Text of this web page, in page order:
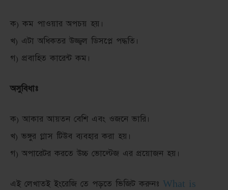
ক) কম পাওয়ার অপচয় হয়।
খ) এটা অধিকতর উজ্জ্বল ডিসপ্লে পদ্ধতি।
গ) প্রবাহিত কারেন্ট কম।
অসুবিধাঃ
ক) আকার আয়তন বেশি এবং ওজনে ভারি।
খ) ভঙ্গুর গ্লাস টিউব ব্যবহার করা হয়।
গ) অপারেটর করতে উচ্চ ভোল্টেজ এর প্রয়োজন হয়।
এই লেখাতই ইংরেজি তে পড়তে ভিজিট করুনঃ What is